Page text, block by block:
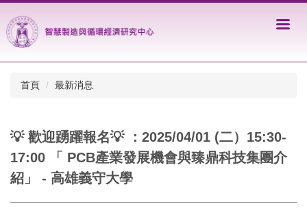
到
主
首頁 最新消息
💡 歡迎踴躍報名💡 ：2025/04/01 (二）15:30-
17:00 「 PCB產業發展機會與臻鼎科技集團介
紹」 - 高雄義守大學